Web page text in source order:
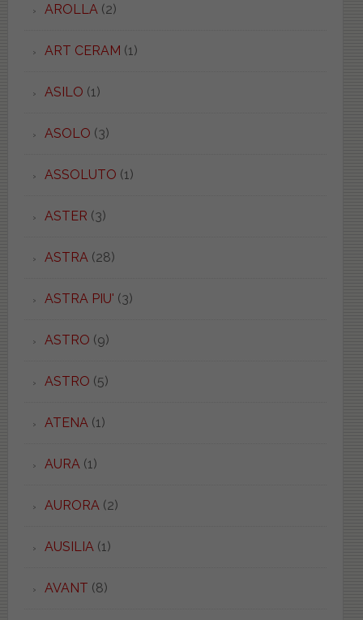
AROLLA (2)
ART CERAM (1)
ASILO (1)
ASOLO (3)
ASSOLUTO (1)
ASTER (3)
ASTRA (28)
ASTRA PIU' (3)
ASTRO (9)
ASTRO (5)
ATENA (1)
AURA (1)
AURORA (2)
AUSILIA (1)
AVANT (8)